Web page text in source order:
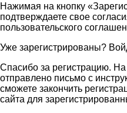
Нажимая на кнопку
подтверждаете свое
пользовательского
Уже зарегистрированы?
Спасибо за регистрацию.
отправлено письмо с
сможете закончить
сайта для